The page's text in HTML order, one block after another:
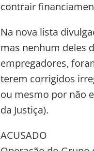
contrair
Na nova lista
mas nenhum deles
empregadores,
terem corrigidos
ou mesmo por não
da Justiça).
ACUSADO